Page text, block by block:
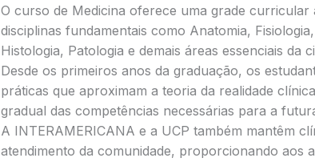
O curso de Medicina oferece uma grade
disciplinas fundamentais como Anatomia,
Histologia, Patologia e demais áreas essenciais da
Desde os primeiros anos da graduação, os
práticas que aproximam a teoria da realidade
gradual das competências necessárias para a
A INTERAMERICANA e a UCP também mantêm
atendimento da comunidade, proporcionando aos